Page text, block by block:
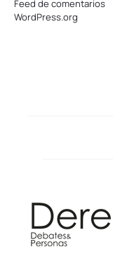
Feed de comentarios
WordPress.org